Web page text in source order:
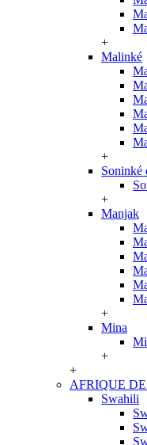
+
Malinké
+
Soninké
+
Manjak
+
Mina
+
+
AFRIQUE DE
Swahili